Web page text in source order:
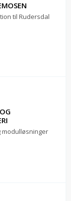
til Rudersdal